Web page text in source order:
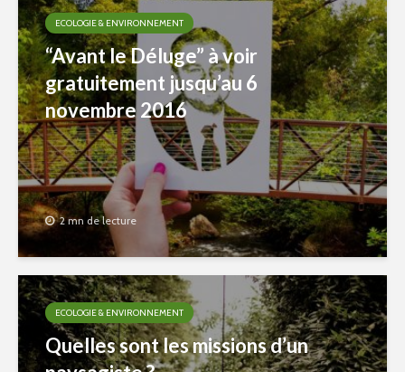
ECOLOGIE & ENVIRONNEMENT
“Avant le Déluge” à voir
gratuitement jusqu’au 6
novembre 2016
2 mn de lecture
ECOLOGIE & ENVIRONNEMENT
Quelles sont les missions d’un